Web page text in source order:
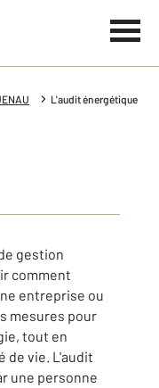
L'audit énergétique
gestion
comment
entreprise ou
mesures pour
tout en
de vie. L'audit
une personne